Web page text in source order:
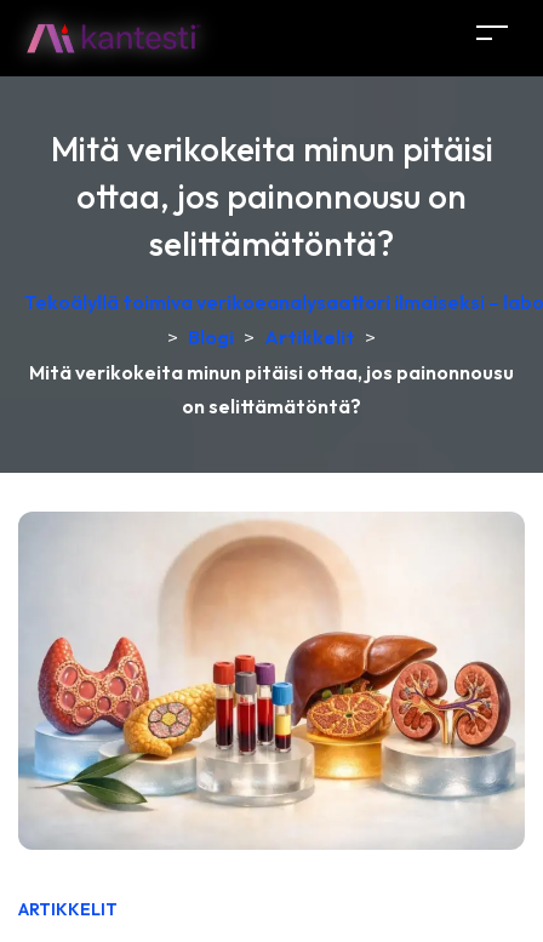
Mitä verikokeita minun pitäisi
ottaa, jos painonnousu on
selittämätöntä?
Tekoälyllä toimiva verikoeanalysaattori ilmaiseksi –
> Blogi > Artikkelit >
Mitä verikokeita minun pitäisi ottaa, jos painonnousu
on selittämätöntä?
ARTIKKELIT